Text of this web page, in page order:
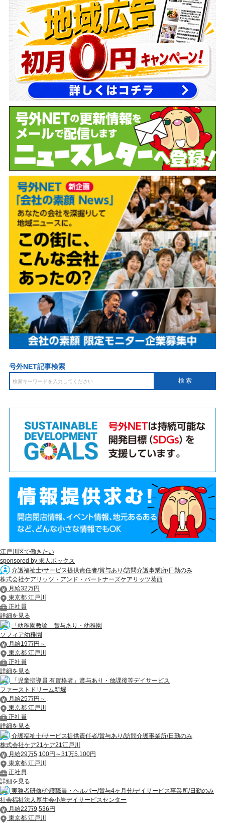
号外NET記事検索
江戸川区で働きたい
sponsored by 求人ボックス
介護福祉士/サービス提供責任者/賞与あり/訪問介護事業所/日勤のみ
株式会社ケアリッツ・アンド・パートナーズケアリッツ葛西
月給32万円
東京都 江戸川
正社員
詳細を見る
「幼稚園教諭」賞与あり・幼稚園
ソフィア幼稚園
月給19万円～
東京都 江戸川
正社員
詳細を見る
「児童指導員 有資格者」賞与あり・放課後等デイサービス
ファーストドリーム新堀
月給25万円～
東京都 江戸川
正社員
詳細を見る
介護福祉士/サービス提供責任者/賞与あり/訪問介護事業所/日勤のみ
株式会社ケア21ケア21江戸川
月給29万5,100円～31万5,100円
東京都 江戸川
正社員
詳細を見る
実務者研修/介護職員・ヘルパー/賞与4ヶ月分/デイサービス事業所/日勤のみ
社会福祉法人厚生会小岩デイサービスセンター
月給22万9,536円
東京都 江戸川